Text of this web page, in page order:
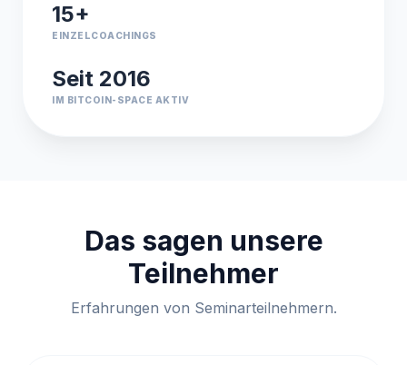
15+
EINZELCOACHINGS
Seit 2016
IM BITCOIN-SPACE AKTIV
Das sagen unsere
Teilnehmer
Erfahrungen von Seminarteilnehmern.